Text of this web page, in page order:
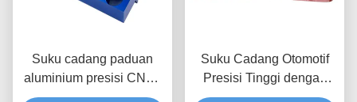
Suku cadang paduan
aluminium presisi CNC /
Suku cadang mesin CNC
Suku Cadang Otomotif
Presisi Tinggi dengan
Perlakuan Permukaan